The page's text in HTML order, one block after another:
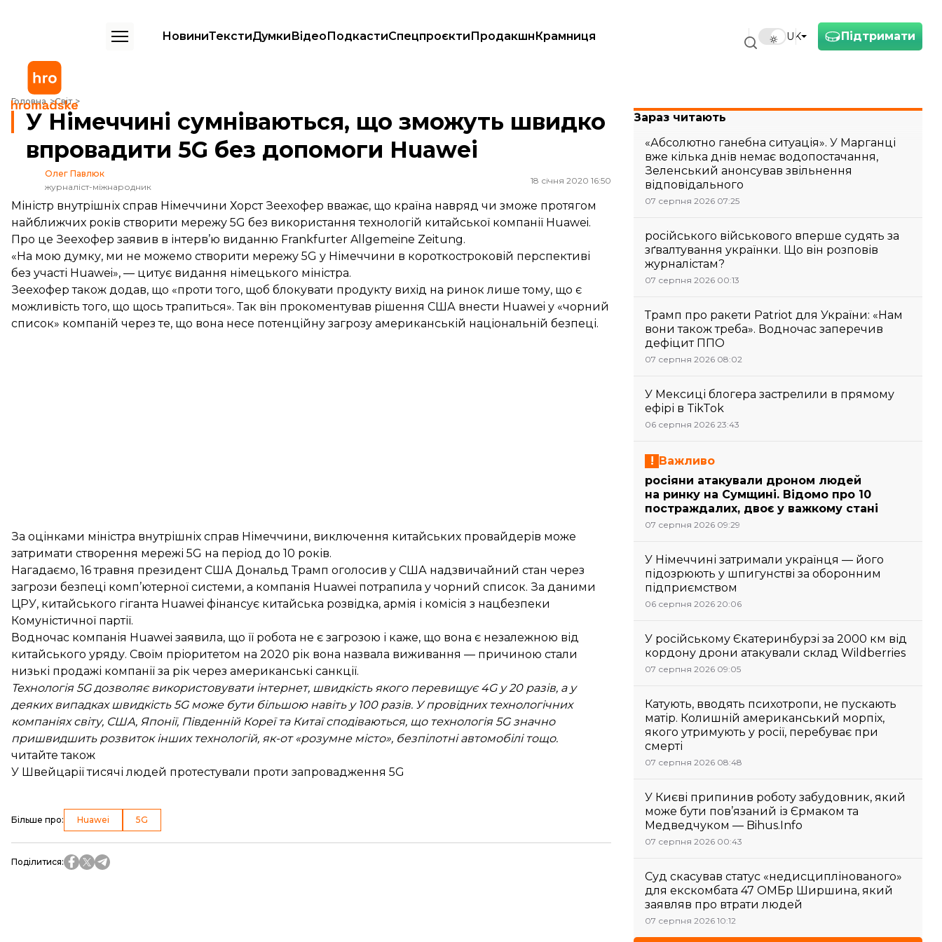
Підтримати
UK
НовиниТекстиДумкиВідеоПодкастиСпецпроєктиПродакшнКрамниця
Головна Світ
У Німеччині сумніваються, що зможуть швидко впровадити 5G без допомоги Huawei
У Німеччині сумніваються, що зможуть швидко
впровадити 5G без допомоги Huawei
Олег Павлюк
журналіст-міжнародник
18 січня 2020 16:50
Міністр внутрішніх справ Німеччини Хорст Зеехофер вважає, що країна навряд чи зможе протягом
найближчих років створити мережу 5G без використання технологій китайської компанії Huawei.
Про це Зеехофер заявив в інтерв’ю виданню Frankfurter Allgemeine Zeitung.
«На мою думку, ми не можемо створити мережу 5G у Німеччини в короткостроковій перспективі
без участі Huawei», — цитує видання німецького міністра.
Зеехофер також додав, що «проти того, щоб блокувати продукту вихід на ринок лише тому, що є
можливість того, що щось трапиться». Так він прокоментував рішення США внести Huawei у «чорний
список» компаній через те, що вона несе потенційну загрозу американській національній безпеці.
За оцінками міністра внутрішніх справ Німеччини, виключення китайських провайдерів може
затримати створення мережі 5G на період до 10 років.
Нагадаємо, 16 травня президент США Дональд Трамп оголосив у США надзвичайний стан через
загрози безпеці комп’ютерної системи, а компанія Huawei потрапила у чорний список. За даними
ЦРУ, китайського гіганта Huawei фінансує китайська розвідка, армія і комісія з нацбезпеки
Комуністичної партії.
Водночас компанія Huawei заявила, що її робота не є загрозою і каже, що вона є незалежною від
китайського уряду. Своїм пріоритетом на 2020 рік вона назвала виживання — причиною стали
низькі продажі компанії за рік через американські санкції.
Технологія 5G дозволяє використовувати інтернет, швидкість якого перевищує 4G у 20 разів, а у
деяких випадках швидкість 5G може бути більшою навіть у 100 разів. У провідних технологічних
компаніях світу, США, Японії, Південній Кореї та Китаї сподіваються, що технологія 5G значно
пришвидшить розвиток інших технологій, як-от «розумне місто», безпілотні автомобілі тощо.
читайте також
У Швейцарії тисячі людей протестували проти запровадження 5G
Більше про: Huawei 5G
Поділитися:
Зараз читають
«Абсолютно ганебна ситуація». У Марганці
вже кілька днів немає водопостачання,
Зеленський анонсував звільнення
відповідального
07 серпня 2026 07:25
російського військового вперше судять за
зґвалтування українки. Що він розповів
журналістам?
07 серпня 2026 00:13
Трамп про ракети Patriot для України: «Нам
вони також треба». Водночас заперечив
дефіцит ППО
07 серпня 2026 08:02
У Мексиці блогера застрелили в прямому
ефірі в TikTok
06 серпня 2026 23:43
Важливо
росіяни атакували дроном людей
на ринку на Сумщині. Відомо про 10
постраждалих, двоє у важкому стані
07 серпня 2026 09:29
У Німеччині затримали українця — його
підозрюють у шпигунстві за оборонним
підприємством
06 серпня 2026 20:06
У російському Єкатеринбурзі за 2000 км від
кордону дрони атакували склад Wildberries
07 серпня 2026 09:05
Катують, вводять психотропи, не пускають
матір. Колишній американський морпіх,
якого утримують у росії, перебуває при
смерті
07 серпня 2026 08:48
У Києві припинив роботу забудовник, який
може бути пов’язаний із Єрмаком та
Медведчуком — Bihus.Info
07 серпня 2026 00:43
Суд скасував статус «недисциплінованого»
для екскомбата 47 ОМБр Ширшина, який
заявляв про втрати людей
07 серпня 2026 10:12